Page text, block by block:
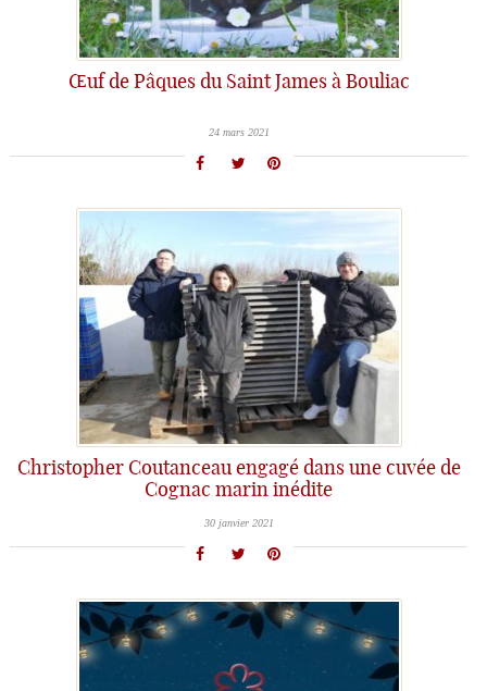
Œuf de Pâques du Saint James à Bouliac
24 mars 2021
Christopher Coutanceau engagé dans une cuvée de
Cognac marin inédite
30 janvier 2021